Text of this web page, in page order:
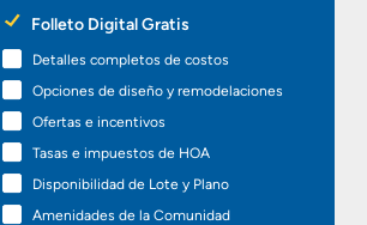
Preferred
Options
Folleto Digital Gratis
Detalles completos de costos
Opciones de diseño y remodelaciones
Ofertas e incentivos
Tasas e impuestos de HOA
Disponibilidad de Lote y Plano
Amenidades de la Comunidad